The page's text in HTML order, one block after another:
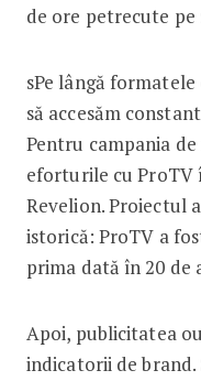
de ore petrecute
sPe lângă
să accesăm
Pentru campania
eforturile cu ProTV
Revelion. Proiectul
istorică: ProTV a
prima dată în 20 de
Apoi, publicitatea
indicatorii de brand.